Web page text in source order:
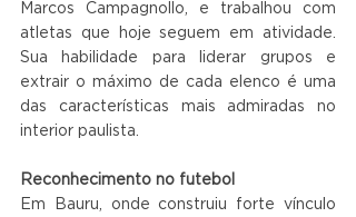
Marcos Campagnollo, e trabalhou com
atletas que hoje seguem em atividade.
Sua habilidade para liderar grupos e
extrair o máximo de cada elenco é uma
das características mais admiradas no
interior paulista.
Reconhecimento no futebol
Em Bauru, onde construiu forte vínculo